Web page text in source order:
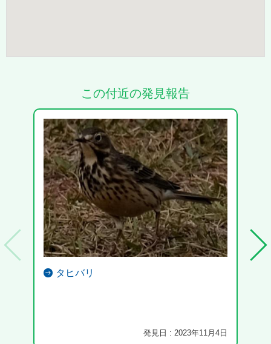
この付近の発見報告
タヒバリ
発見日 : 2023年11月4日